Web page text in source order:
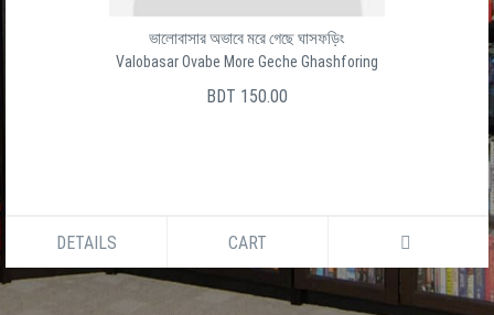
ভালোবাসার অভাবে মরে গেছে ঘাসফড়িং
Valobasar Ovabe More Geche Ghashforing
BDT 150.00
DETAILS CART